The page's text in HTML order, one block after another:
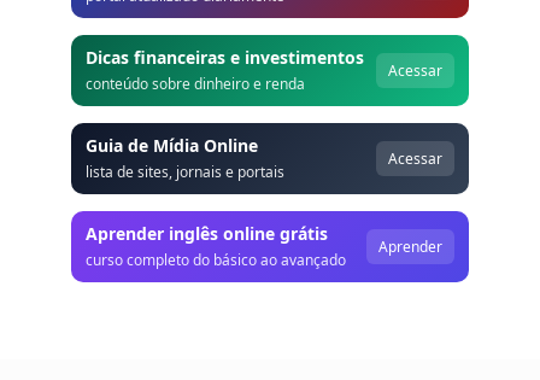
Dicas financeiras e investimentos
conteúdo sobre dinheiro e renda
Acessar
Guia de Mídia Online
lista de sites, jornais e portais
Acessar
Aprender inglês online grátis
curso completo do básico ao avançado
Aprender